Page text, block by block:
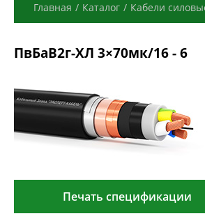
Главная / Каталог / Кабели
ПвБаВ2г-ХЛ 3×70мк/16 - 6
Печать спецификации